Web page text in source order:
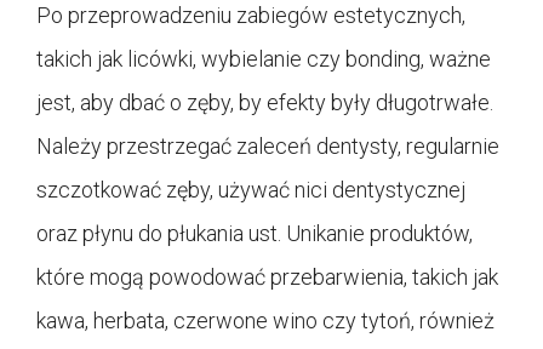
Po przeprowadzeniu zabiegów estetycznych,
takich jak licówki, wybielanie czy bonding, ważne
jest, aby dbać o zęby, by efekty były długotrwałe.
Należy przestrzegać zaleceń dentysty, regularnie
szczotkować zęby, używać nici dentystycznej
oraz płynu do płukania ust. Unikanie produktów,
które mogą powodować przebarwienia, takich jak
kawa, herbata, czerwone wino czy tytoń, również